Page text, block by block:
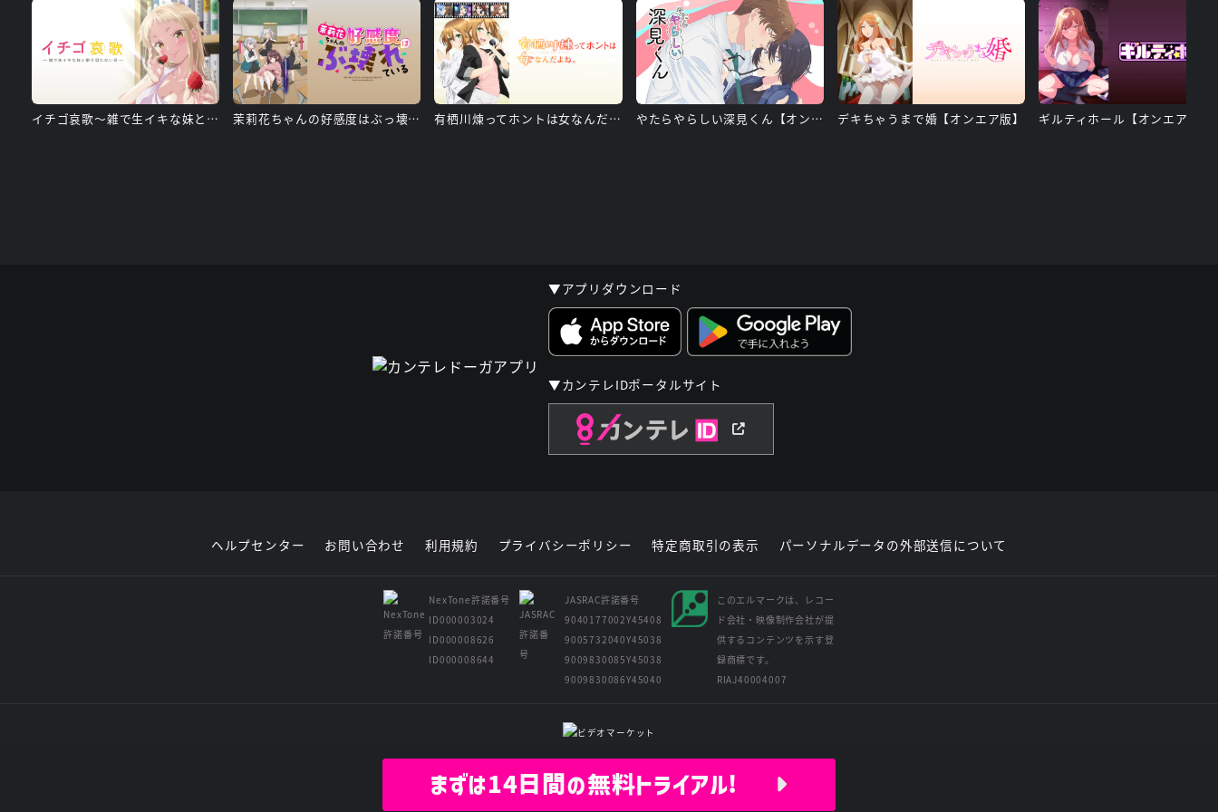
イチゴ哀歌～雑で生イキな妹と割り切れない兄～【オンエア版】 茉莉花ちゃんの好感度はぶっ壊れている【オンエア版】 有栖川煉ってホントは女なんだよね。【オンエア版】 やたらやらしい深見くん【オンエア版】 デキちゃうまで婚【オンエア版】 ギルティホール【オンエア版】
まずは14日間の無料トライアル!
▼アプリダウンロード
▼カンテレIDポータルサイト
ヘルプセンター お問い合わせ 利用規約 プライバシーポリシー 特定商取引の表示 パーソナルデータの外部送信について
NexTone許諾番号
ID000003024
ID000008626
ID000008644
JASRAC許諾番号
9040177002Y45408
9005732040Y45038
9009830085Y45038
9009830086Y45040
このエルマークは、レコー
ド会社・映像制作会社が提
供するコンテンツを示す登
録商標です。
RIAJ40004007
Copyright © Kansai Television Co. Ltd. All Rights Reserved.